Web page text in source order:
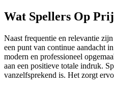
Wat Spellers Op
Naast frequentie en relevantie
een punt van continue aandacht
modern en professioneel
aan een positieve totale indruk.
vanzelfsprekend is. Het zorgt